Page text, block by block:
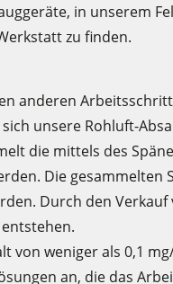
in unserem
zu finden.
anderen
unsere Rohluft-
die mittels des
Die gesammelten
Durch den Verkauf
von weniger als 0,1
an, die das